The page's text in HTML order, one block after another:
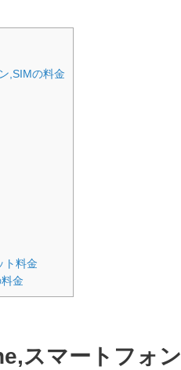
,SIMの料金
ト料金
金
スマートフォ